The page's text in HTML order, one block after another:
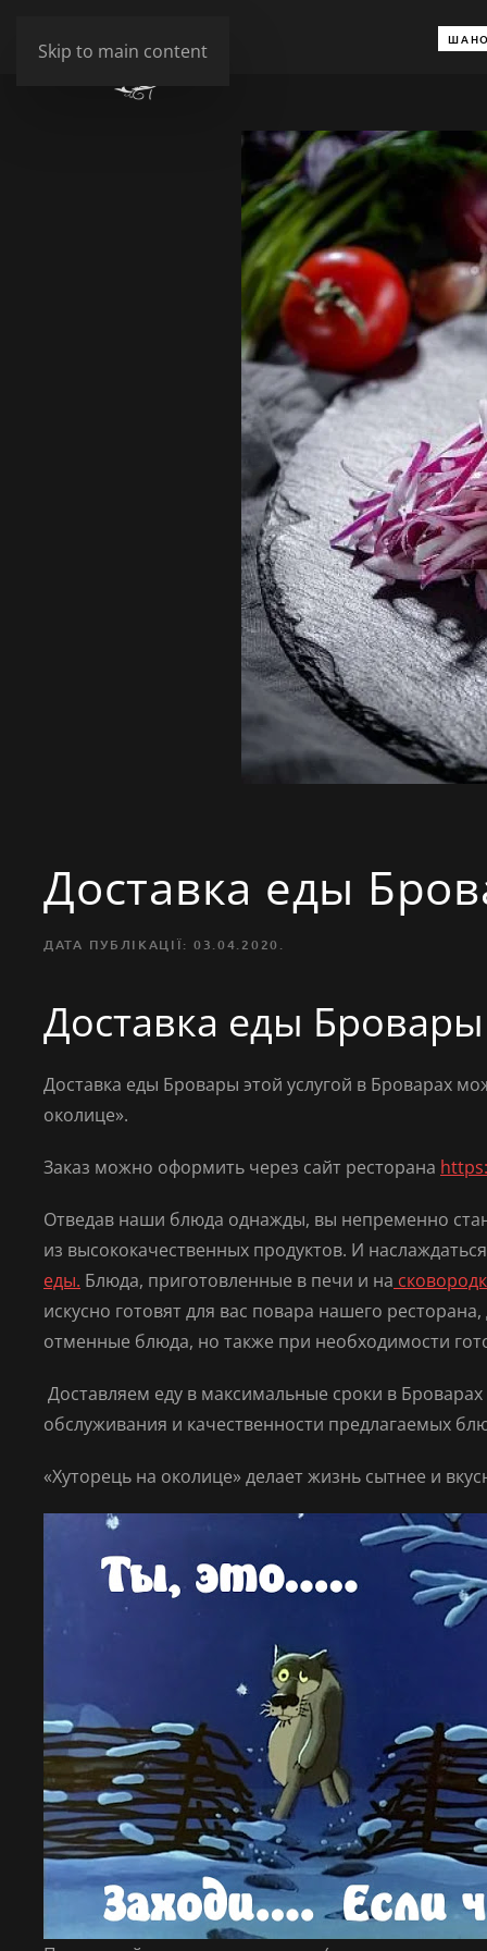
Skip to main content
Доставка еды
ДАТА ПУБЛІКАЦІЇ: 03.04.2020 .
Доставка еды Бровары
Доставка еды Бровары этой услугой в Броварах
околице».
Заказ можно оформить через сайт ресторана
Отведав наши блюда однажды, вы непременно
из высококачественных продуктов. И
еды. Блюда, приготовленные в печи и на
искусно готовят для вас повара нашего
отменные блюда, но также при необходимости
Доставляем еду в максимальные сроки в
обслуживания и качественности предлагаемых
«Хуторець на околице» делает жизнь сытнее и